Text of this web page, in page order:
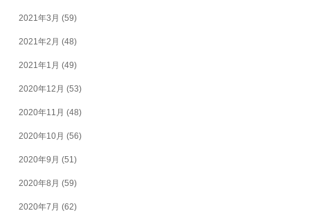
2021年3月 (59)
2021年2月 (48)
2021年1月 (49)
2020年12月 (53)
2020年11月 (48)
2020年10月 (56)
2020年9月 (51)
2020年8月 (59)
2020年7月 (62)